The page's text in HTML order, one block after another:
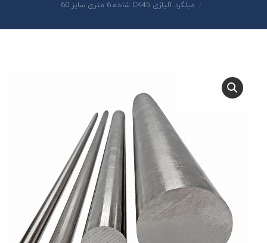
میلگرد آلیاژی CK45 شاخه 6 متری سایز 60